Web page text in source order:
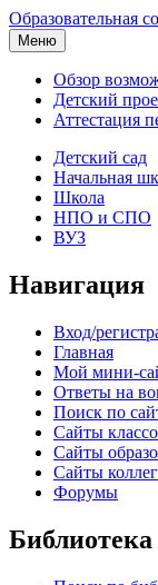
Образовательная
Меню
Обзор
Детский
Аттестация
Детский сад
Начальная
Школа
НПО и СПО
ВУЗ
Навигация
Вход/
Главная
Мой мини-
Ответы на
Поиск по
Сайты
Сайты
Сайты коллег
Форумы
Библиотека